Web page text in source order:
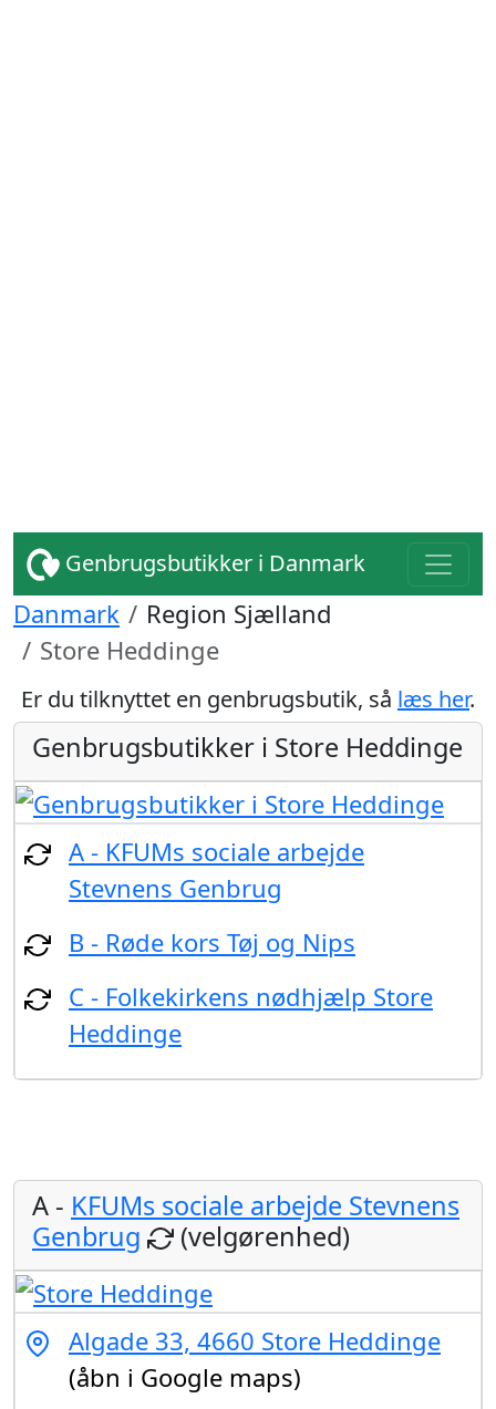
Genbrugsbutikker i Danmark
Danmark
Region Sjælland
Store Heddinge
Er du tilknyttet en genbrugsbutik, så læs her.
Genbrugsbutikker i Store Heddinge
A - KFUMs sociale arbejde
Stevnens Genbrug
B - Røde kors Tøj og Nips
C - Folkekirkens nødhjælp Store
Heddinge
A - KFUMs sociale arbejde Stevnens
Genbrug
(velgørenhed)
Algade 33, 4660 Store Heddinge
(åbn i Google maps)